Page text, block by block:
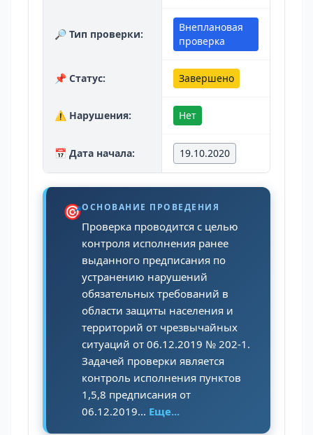
🔎 Тип проверки:
Внеплановая
проверка
📌 Статус: Завершено
⚠️ Нарушения: Нет
📅 Дата начала: 19.10.2020
🎯ОСНОВАНИЕ ПРОВЕДЕНИЯ
Проверка проводится с целью
контроля исполнения ранее
выданного предписания по
устранению нарушений
обязательных требований в
области защиты населения и
территорий от чрезвычайных
ситуаций от 06.12.2019 № 202-1.
Задачей проверки является
контроль исполнения пунктов
1,5,8 предписания от
06.12.2019... Еще...